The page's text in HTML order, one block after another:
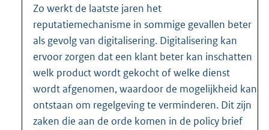
Zo werkt de laatste jaren het
reputatiemechanisme in sommige gevallen beter
als gevolg van digitalisering. Digitalisering kan
ervoor zorgen dat een klant beter kan inschatten
welk product wordt gekocht of welke dienst
wordt afgenomen, waardoor de mogelijkheid kan
ontstaan om regelgeving te verminderen. Dit zijn
zaken die aan de orde komen in de policy brief